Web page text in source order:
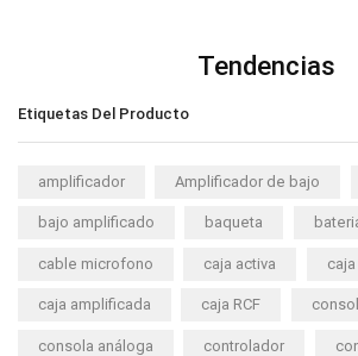
Tendencias
Etiquetas Del Producto
amplificador Amplificador de bajo
bajo amplificado baqueta
cable microfono caja activa
caja amplificada caja RCF
consola análoga controlador